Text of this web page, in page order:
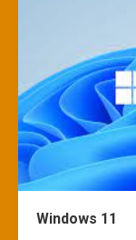
Windows 11